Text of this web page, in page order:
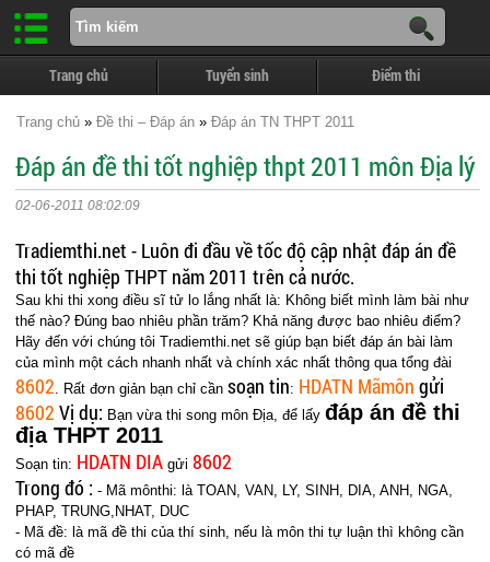
Trang chủ Tuyển sinh Điểm thi
Trang chủ » Đề thi – Đáp án » Đáp án TN THPT 2011
Đáp án đề thi tốt nghiệp thpt 2011 môn Địa lý
02-06-2011 08:02:09
Tradiemthi.net - Luôn đi đầu về tốc độ cập nhật đáp án đề
thi tốt nghiệp THPT năm 2011 trên cả nước.
Sau khi thi xong điều sĩ tử lo lắng nhất là: Không biết mình làm bài như
thế nào? Đúng bao nhiêu phần trăm? Khả năng được bao nhiêu điểm?
Hãy đến với chúng tôi Tradiemthi.net sẽ giúp bạn biết đáp án bài làm
của mình một cách nhanh nhất và chính xác nhất thông qua tổng đài
8602. Rất đơn giản bạn chỉ cầnsoạn tin: HDATN Mãmôn gửi
8602 Vị dụ: Bạn vừa thi song môn Địa, để lấyđáp án đề thi
địa THPT 2011
Soạn tin: HDATN DIA gửi8602
Trong đó : - Mã mônthi: là TOAN, VAN, LY, SINH, DIA, ANH, NGA,
PHAP, TRUNG,NHAT, DUC
- Mã đề: là mã đề thi của thí sinh, nếu là môn thi tự luận thì không cần
có mã đề